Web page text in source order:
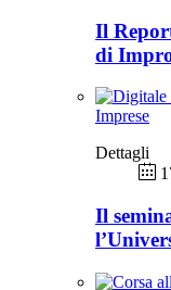
Il
di
Imprese
Dettagli
Il